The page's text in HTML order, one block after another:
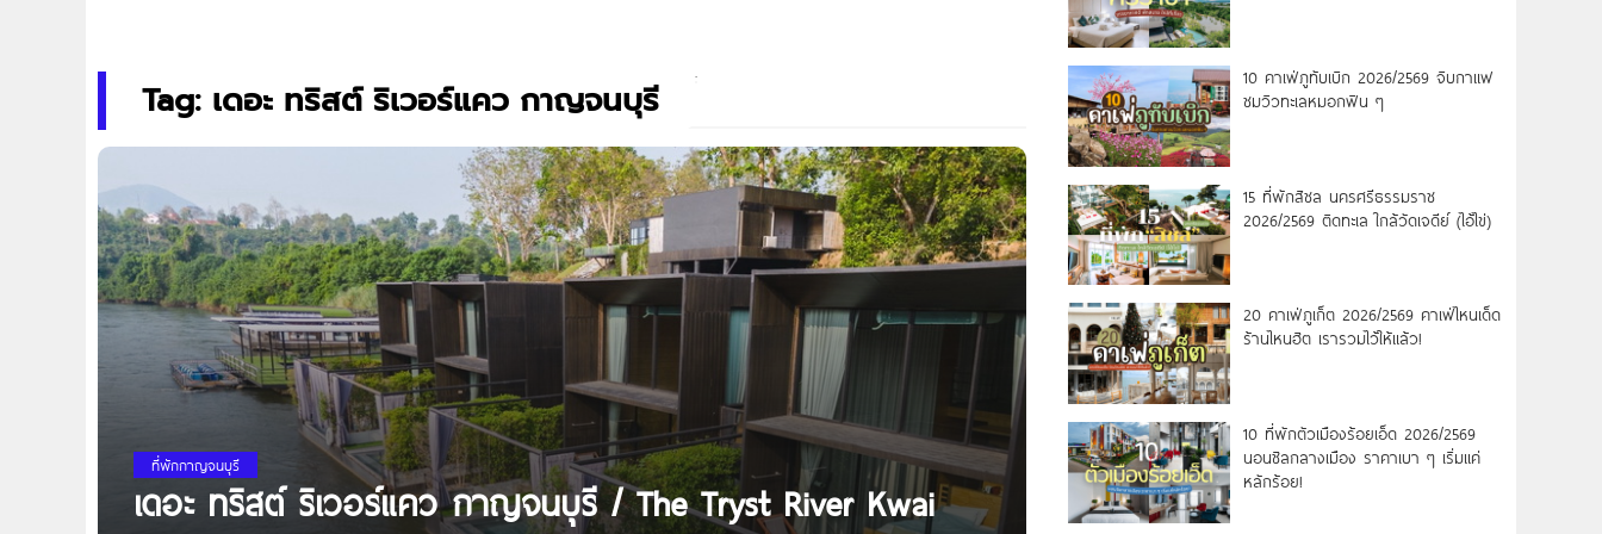
Tag: เดอะ ทริสต์ ริเวอร์แคว กาญจนบุรี
ที่พักกาญจนบุรี
เดอะ ทริสต์ ริเวอร์แคว กาญจนบุรี / The Tryst River Kwai
10 คาเฟ่ภูทับเบิก 2026/2569 จิบกาแฟ
ชมวิวทะเลหมอกฟิน ๆ
15 ที่พักสิชล นครศรีธรรมราช
2026/2569 ติดทะเล ใกล้วัดเจดีย์ (ไอ้ไข่)
20 คาเฟ่ภูเก็ต 2026/2569 คาเฟ่ไหนเด็ด
ร้านไหนฮิต เรารวมไว้ให้แล้ว!
10 ที่พักตัวเมืองร้อยเอ็ด 2026/2569
นอนชิลกลางเมือง ราคาเบา ๆ เริ่มแค่
หลักร้อย!